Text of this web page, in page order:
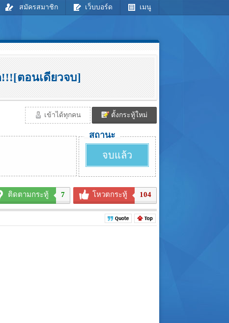
สมัครสมาชิก เว็บบอร์ด เมนู
!!![ตอนเดียวจบ]
เข้าได้ทุกคน ตั้งกระทู้ใหม่
สถานะ
จบแล้ว
ติดตามกระทู้ 7 โหวตกระทู้ 104